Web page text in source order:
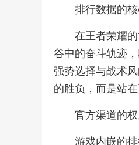
排行数据的
在王者荣耀
谷中的奋斗轨迹
强势选择与战术
的胜负，而是站
官方渠道的
游戏内嵌的